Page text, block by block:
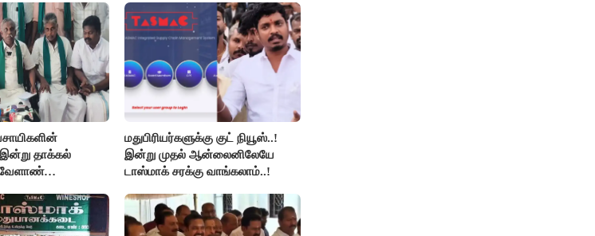
இன்று தாக்கல்
வேளாண்
மதுபிரியர்களுக்கு குட் நியூஸ்..!
இன்று முதல் ஆன்லைனிலேயே
டாஸ்மாக் சரக்கு வாங்கலாம்..!